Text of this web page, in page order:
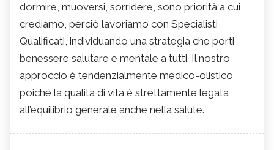
dormire, muoversi, sorridere, sono priorità a cui
crediamo, perciò lavoriamo con Specialisti
Qualificati, individuando una strategia che porti
benessere salutare e mentale a tutti. Il nostro
approccio è tendenzialmente medico-olistico
poiché la qualità di vita è strettamente legata
all’equilibrio generale anche nella salute.